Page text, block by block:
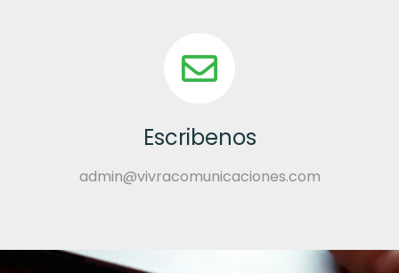
Escribenos
admin@vivracomunicaciones.com